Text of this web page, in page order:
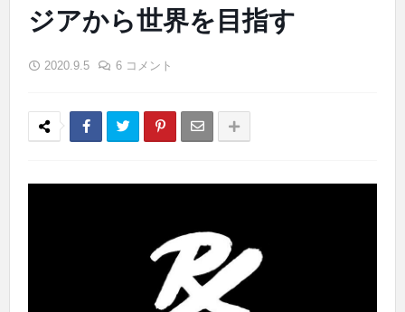
ジアから世界を目指す
2020.9.5 6 コメント